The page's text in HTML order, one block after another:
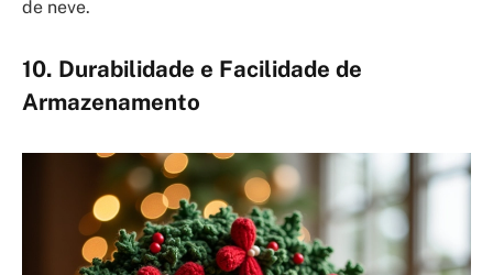
de neve.
10. Durabilidade e Facilidade de
Armazenamento